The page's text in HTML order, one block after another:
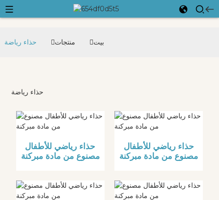
بيت منتجات حذاء رياضة
حذاء رياضة
حذاء رياضي للأطفال
مصنوع من مادة مبركنة
حذاء رياضي للأطفال
مصنوع من مادة مبركنة